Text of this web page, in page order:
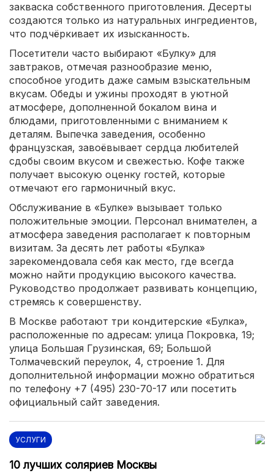
закваска собственного приготовления. Десерты
создаются только из натуральных ингредиентов,
что подчёркивает их изысканность.
Посетители часто выбирают «Булку» для
завтраков, отмечая разнообразие меню,
способное угодить даже самым взыскательным
вкусам. Обеды и ужины проходят в уютной
атмосфере, дополненной бокалом вина и
блюдами, приготовленными с вниманием к
деталям. Выпечка заведения, особенно
французская, завоёвывает сердца любителей
сдобы своим вкусом и свежестью. Кофе также
получает высокую оценку гостей, которые
отмечают его гармоничный вкус.
Обслуживание в «Булке» вызывает только
положительные эмоции. Персонал внимателен, а
атмосфера заведения располагает к повторным
визитам. За десять лет работы «Булка»
зарекомендовала себя как место, где всегда
можно найти продукцию высокого качества.
Руководство продолжает развивать концепцию,
стремясь к совершенству.
В Москве работают три кондитерские «Булка»,
расположенные по адресам: улица Покровка, 19;
улица Большая Грузинская, 69; Большой
Толмачевский переулок, 4, строение 1. Для
дополнительной информации можно обратиться
по телефону +7 (495) 230-70-17 или посетить
официальный сайт заведения.
УСЛУГИ
10 лучших соляриев Москвы